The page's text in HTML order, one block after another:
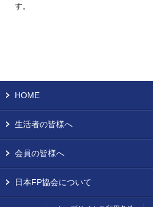
す。
HOME
生活者の皆様へ
会員の皆様へ
日本FP協会について